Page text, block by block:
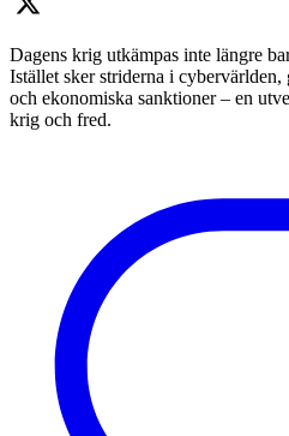
Dagens krig utkämpas inte längre
Istället sker striderna i
och ekonomiska sanktioner – en
krig och fred.